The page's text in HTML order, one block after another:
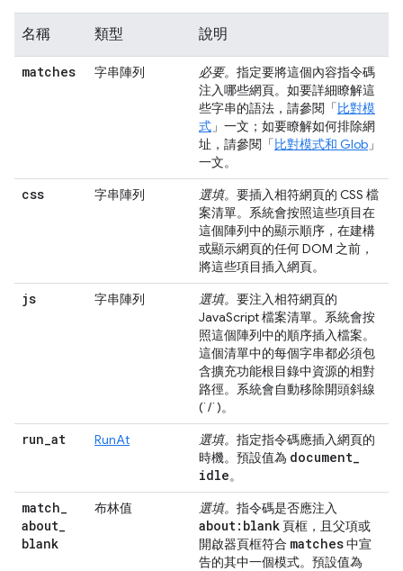
名稱 類型 說明
matches 字串陣列 必要。 指定要將這個內容指令碼
注入哪些網頁。如要詳細瞭解這
些字串的語法，請參閱「比對模
式 」一文；如要瞭解如何排除網
址，請參閱「比對模式和 Glob 」
一文。
css 字串陣列 選填。 要插入相符網頁的 CSS 檔
案清單。系統會按照這些項目在
這個陣列中的顯示順序，在建構
或顯示網頁的任何 DOM 之前，
將這些項目插入網頁。
js 字串陣列 選填。 要注入相符網頁的
JavaScript 檔案清單。系統會按
照這個陣列中的順序插入檔案。
這個清單中的每個字串都必須包
含擴充功能根目錄中資源的相對
路徑。系統會自動移除開頭斜線
(`/`)。
run_at RunAt 選填。 指定指令碼應插入網頁的
時機。預設值為 document_
idle。
match_
about_
blank
布林值 選填。 指令碼是否應注入
about:blank頁框，且父項或
開啟器頁框符合 matches中宣
告的其中一個模式。預設值為